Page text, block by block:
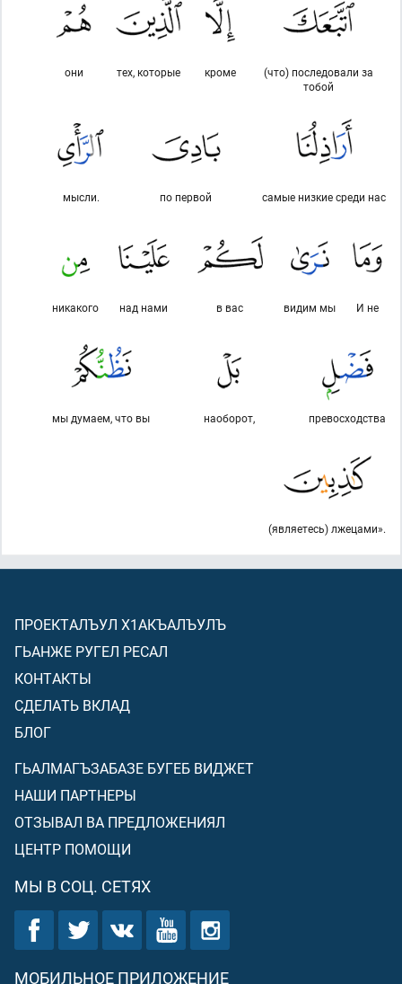
(что) последовали за
тобой
кроме
тех, которые
они
самые низкие среди нас
по первой
мысли.
И не
видим мы
в вас
над нами
никакого
превосходства
наоборот,
мы думаем, что вы
(являетесь) лжецами».
ПРОЕКТАЛЪУЛ Х1АКЪАЛЪУЛЪ
ГЬАНЖЕ РУГЕЛ РЕСАЛ
КОНТАКТЫ
СДЕЛАТЬ ВКЛАД
БЛОГ
ГЬАЛМАГЪЗАБАЗЕ БУГЕБ ВИДЖЕТ
НАШИ ПАРТНЕРЫ
ОТЗЫВАЛ ВА ПРЕДЛОЖЕНИЯЛ
ЦЕНТР ПОМОЩИ
МЫ В СОЦ. СЕТЯХ
МОБИЛЬНОЕ ПРИЛОЖЕНИЕ